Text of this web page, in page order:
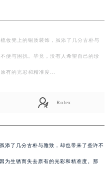
妆凳上的铜质装饰，虽添了几分古朴与
便与困扰。毕竟，没有人希望自己的珍
有的光彩和精准度…
Rolex
添了几分古朴与雅致，却也带来了些许不
为生锈而失去原有的光彩和精准度。那